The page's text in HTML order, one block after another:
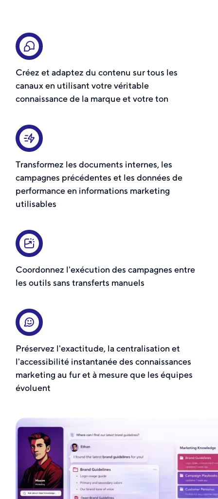
Créez et adaptez du contenu sur tous les
canaux en utilisant votre véritable
connaissance de la marque et votre ton
Transformez les documents internes, les
campagnes précédentes et les données de
performance en informations marketing
utilisables
Coordonnez l'exécution des campagnes entre
les outils sans transferts manuels
Préservez l'exactitude, la centralisation et
l'accessibilité instantanée des connaissances
marketing au fur et à mesure que les équipes
évoluent